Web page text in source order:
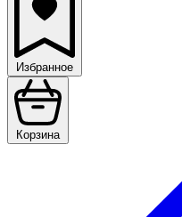
Избранное
Корзина